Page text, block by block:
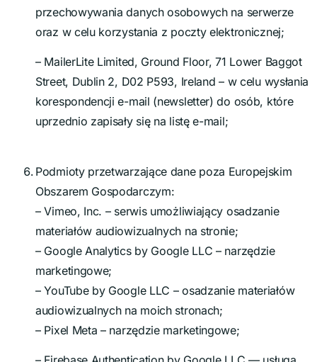
przechowywania danych osobowych na serwerze
oraz w celu korzystania z poczty elektronicznej;
– MailerLite Limited, Ground Floor, 71 Lower Baggot
Street, Dublin 2, D02 P593, Ireland – w celu wysłania
korespondencji e-mail (newsletter) do osób, które
uprzednio zapisały się na listę e-mail;
Podmioty przetwarzające dane poza Europejskim
Obszarem Gospodarczym:
– Vimeo, Inc. – serwis umożliwiający osadzanie
materiałów audiowizualnych na stronie;
– Google Analytics by Google LLC – narzędzie
marketingowe;
– YouTube by Google LLC – osadzanie materiałów
audiowizualnych na moich stronach;
– Pixel Meta – narzędzie marketingowe;